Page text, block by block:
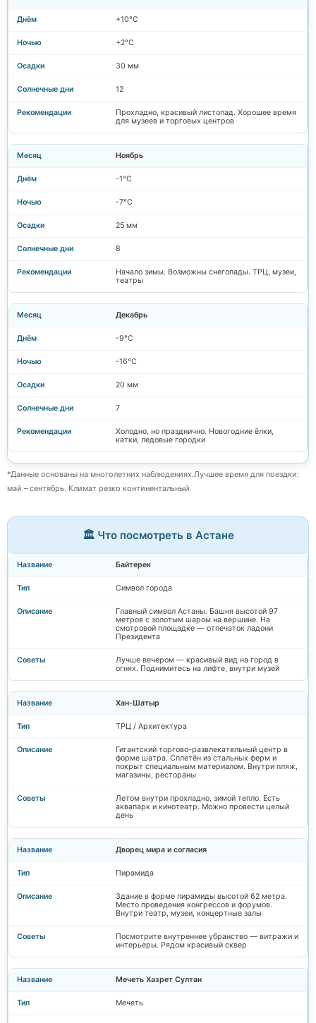
+10°C
+2°C
30 мм
12
Прохладно, красивый листопад. Хорошее время
для музеев и торговых центров
Ноябрь
-1°C
-7°C
25 мм
8
Начало зимы. Возможны снегопады. ТРЦ, музеи,
театры
Декабрь
-9°C
-16°C
20 мм
7
Холодно, но празднично. Новогодние ёлки,
катки, ледовые городки
*Данные основаны на многолетних наблюдениях.Лучшее время для поездки:
май – сентябрь. Климат резко континентальный
🏛️ Что посмотреть в Астане
Байтерек
Символ города
Главный символ Астаны. Башня высотой 97
метров с золотым шаром на вершине. На
смотровой площадке — отпечаток ладони
Президента
Лучше вечером — красивый вид на город в
огнях. Поднимитесь на лифте, внутри музей
Хан-Шатыр
ТРЦ / Архитектура
Гигантский торгово-развлекательный центр в
форме шатра. Сплетён из стальных ферм и
покрыт специальным материалом. Внутри пляж,
магазины, рестораны
Летом внутри прохладно, зимой тепло. Есть
аквапарк и кинотеатр. Можно провести целый
день
Дворец мира и согласия
Пирамида
Здание в форме пирамиды высотой 62 метра.
Место проведения конгрессов и форумов.
Внутри театр, музеи, концертные залы
Посмотрите внутреннее убранство — витражи и
интерьеры. Рядом красивый сквер
Мечеть Хазрет Султан
Мечеть